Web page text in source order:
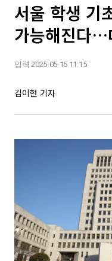
서울 학생 기
가능해진다…
입력 2025-05-15 11:15
김이현 기자